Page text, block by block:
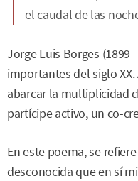
el caudal de las
Jorge Luis Borges (1899
importantes del siglo
abarcar la multiplicidad
partícipe activo, un co-
En este poema, se
desconocida que en sí